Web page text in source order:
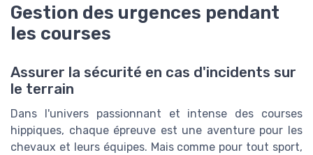
Gestion des urgences pendant
les courses
Assurer la sécurité en cas d'incidents sur
le terrain
Dans l'univers passionnant et intense des courses
hippiques, chaque épreuve est une aventure pour les
chevaux et leurs équipes. Mais comme pour tout sport,